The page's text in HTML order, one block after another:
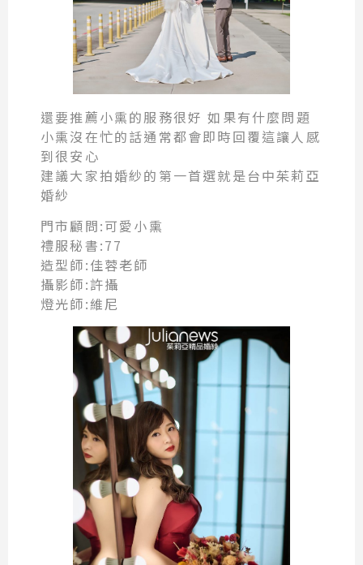
還要推薦小熏的服務很好 如果有什麼問題
小熏沒在忙的話通常都會即時回覆這讓人感
到很安心
建議大家拍婚紗的第一首選就是台中茱莉亞
婚紗
門市顧問:可愛小熏
禮服秘書:77
造型師:佳蓉老師
攝影師:許攝
燈光師:維尼